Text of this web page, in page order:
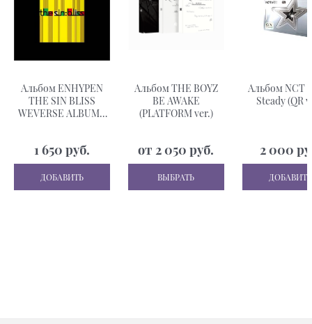
Альбом ENHYPEN
THE SIN BLISS
WEVERSE ALBUMS
WEVERSE SHOP
1 650 руб.
ДОБАВИТЬ
Альбом THE BOYZ
BE AWAKE
(PLATFORM ver.)
от 2 050 руб.
ВЫБРАТЬ
Альбом NCT
Steady (QR
2 000
ДОБАВИТЬ